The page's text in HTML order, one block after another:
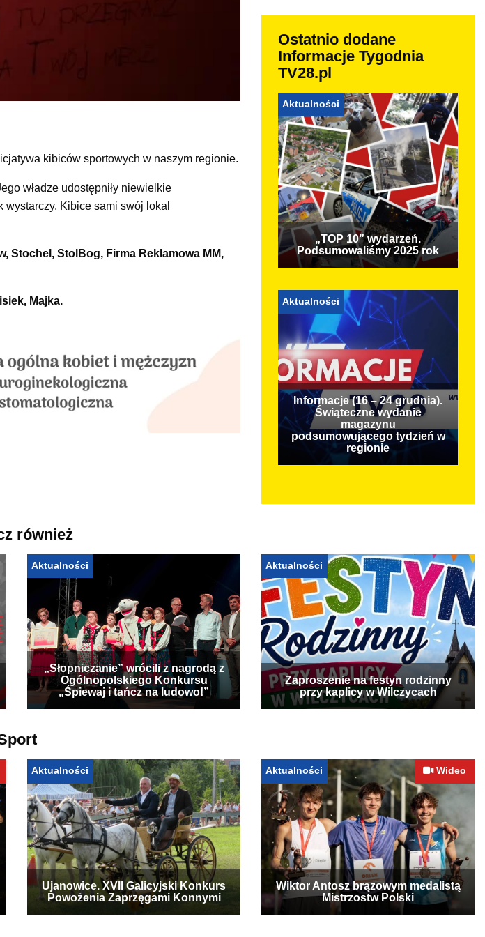
kibiców sportowych w naszym regionie.
władze udostępniły niewielkie
Kibice sami swój lokal
Stochel, StolBog, Firma Reklamowa MM,
Majka.
Ostatnio dodane
Informacje Tygodnia
TV28.pl
Aktualności
„TOP 10” wydarzeń.
Podsumowaliśmy 2025 rok
Aktualności
Informacje (16 – 24 grudnia).
Świąteczne wydanie
magazynu
podsumowującego tydzień w
regionie
również
Aktualności
„Słopniczanie” wrócili z nagrodą z
Ogólnopolskiego Konkursu
„Śpiewaj i tańcz na ludowo!”
Aktualności
Zaproszenie na festyn rodzinny
przy kaplicy w Wilczycach
Aktualności
Ujanowice. XVII Galicyjski Konkurs
Powożenia Zaprzęgami Konnymi
Aktualności Wideo
Wiktor Antosz brązowym medalistą
Mistrzostw Polski